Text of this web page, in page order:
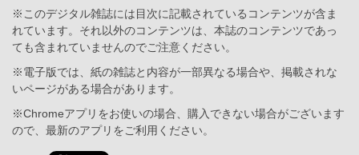
※このデジタル雑誌には目次に記載されているコンテンツが含ま
れています。それ以外のコンテンツは、本誌のコンテンツであっ
ても含まれていませんのでご注意ください。
※電子版では、紙の雑誌と内容が一部異なる場合や、掲載されな
いページがある場合があります。
※Chromeアプリをお使いの場合、購入できない場合がございます
ので、最新のアプリをご利用ください。